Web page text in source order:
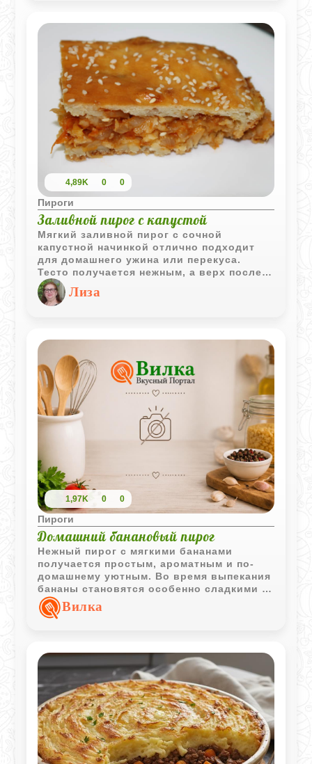
4,89K 0 0
Пироги
Заливной пирог с капустой
Мягкий заливной пирог с сочной
капустной начинкой отлично подходит
для домашнего ужина или перекуса.
Тесто получается нежным, а верх после
выпечки красиво подрумянивается.
Лиза
1,97K 0 0
Пироги
Домашний банановый пирог
Нежный пирог с мягкими бананами
получается простым, ароматным и по-
домашнему уютным. Во время выпекания
бананы становятся особенно сладкими и
хорошо сочетаются с мягким тестом.
Вилка